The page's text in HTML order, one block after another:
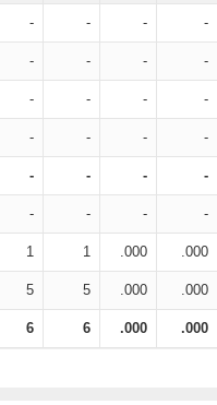
- - - -
- - - -
- - - -
- - - -
- - - -
- - - -
1 1 .000 .000
5 5 .000 .000
6 6 .000 .000